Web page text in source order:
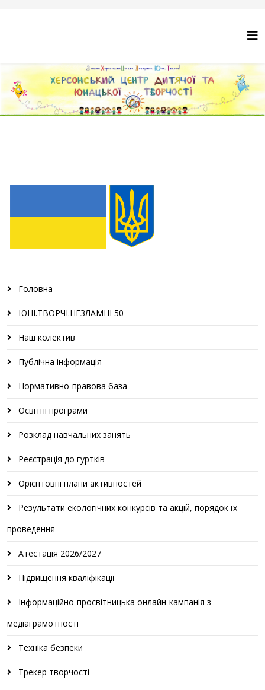
Головна
ЮНІ.ТВОРЧІ.НЕЗЛАМНІ 50
Наш колектив
Публічна інформація
Нормативно-правова база
Освітні програми
Розклад навчальних занять
Реєстрація до гуртків
Орієнтовні плани активностей
Результати екологічних конкурсів та акцій, порядок їх
проведення
Атестація 2026/2027
Підвищення кваліфікації
Інформаційно-просвітницька онлайн-кампанія з
медіаграмотності
Техніка безпеки
Трекер творчості